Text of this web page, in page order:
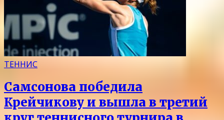
ТЕННИС
Самсонова победила
Крейчикову и вышла в третий